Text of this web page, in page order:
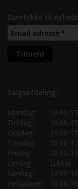
Samtykke til
Salgsafdeling:
Mandag:
10.00-
Tirsdag:
10.00-
Onsdag:
10.00-
Torsdag:
10.00-
Fredag:
10.00-
Lørdag:
Lukket
Søndag:
10.00-
Helligdage:
10.00-